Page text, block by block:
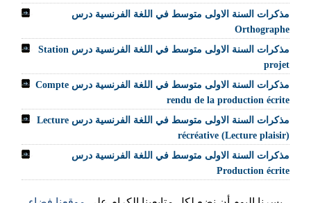
مذكرات السنة الاولى متوسط في اللغة الفرنسية درس
Orthographe
مذكرات السنة الاولى متوسط في اللغة الفرنسية درس Station
projet
مذكرات السنة الاولى متوسط في اللغة الفرنسية درس Compte
rendu de la production écrite
مذكرات السنة الاولى متوسط في اللغة الفرنسية درس Lecture
récréative (Lecture plaisir)
مذكرات السنة الاولى متوسط في اللغة الفرنسية درس
Production écrite